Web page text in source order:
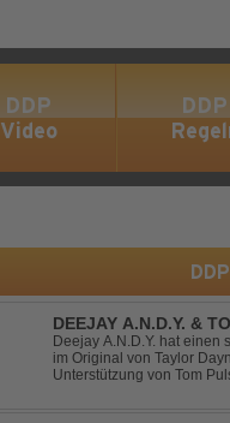
DDP
Video
DDP
DEEJAY A.N.D.Y. &
YOUR LOVE
Deejay A.N.D.Y. hat einen
im Original von Taylor
Unterstützung von Tom